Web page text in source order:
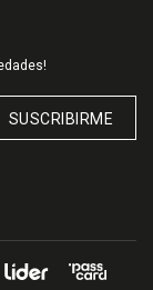
SUSCRIBIRME